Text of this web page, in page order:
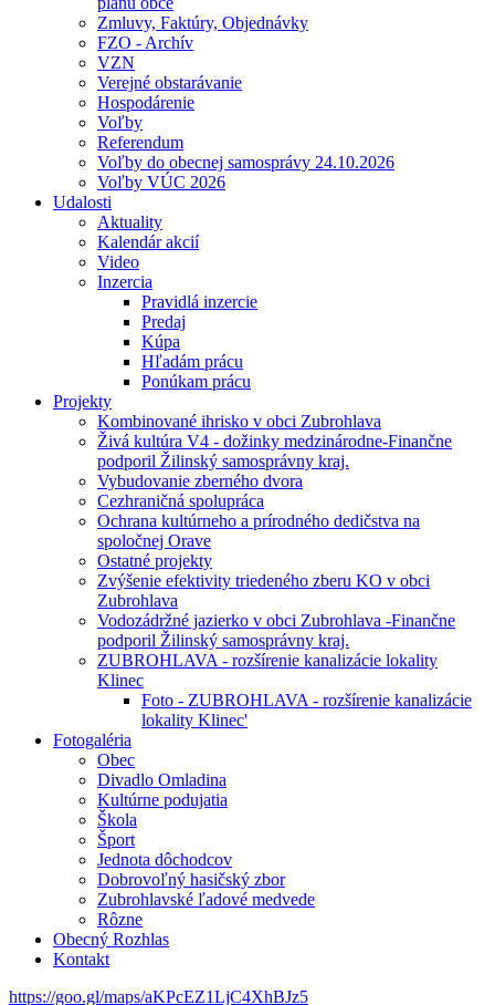
Zmluvy, Faktúry, Objednávky
FZO - Archív
VZN
Verejné obstarávanie
Hospodárenie
Voľby
Referendum
Voľby do obecnej samosprávy 24.10.2026
Voľby VÚC 2026
Udalosti
Aktuality
Kalendár akcií
Video
Inzercia
Pravidlá inzercie
Predaj
Kúpa
Hľadám prácu
Ponúkam prácu
Projekty
Kombinované ihrisko v obci Zubrohlava
Živá kultúra V4 - dožinky medzinárodne-Finančne
podporil Žilinský samosprávny kraj.
Vybudovanie zberného dvora
Cezhraničná spolupráca
Ochrana kultúrneho a prírodného dedičstva na
spoločnej Orave
Ostatné projekty
Zvýšenie efektivity triedeného zberu KO v obci
Zubrohlava
Vodozádržné jazierko v obci Zubrohlava -Finančne
podporil Žilinský samosprávny kraj.
ZUBROHLAVA - rozšírenie kanalizácie lokality
Klinec
Foto - ZUBROHLAVA - rozšírenie kanalizácie
lokality Klinec'
Fotogaléria
Obec
Divadlo Omladina
Kultúrne podujatia
Škola
Šport
Jednota dôchodcov
Dobrovoľný hasičský zbor
Zubrohlavské ľadové medvede
Rôzne
Obecný Rozhlas
Kontakt
https://goo.gl/maps/aKPcEZ1LjC4XhBJz5